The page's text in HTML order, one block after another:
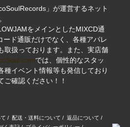
」が運営するネット
をメインとしたMIXCD通
ード通販だけでなく、各種アパレ
取扱っております。また、実店舗
では、個性的なスタッ
種イベント情報等も発信しており
ご確認ください！！
/ 配送・送料について / 返品について /